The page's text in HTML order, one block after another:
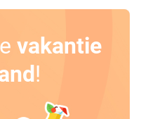
vakantie
!